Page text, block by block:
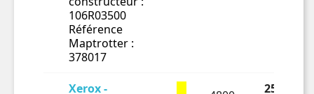
106R03500
Référence
Maptrotter :
378017
Xerox -
254.84 €